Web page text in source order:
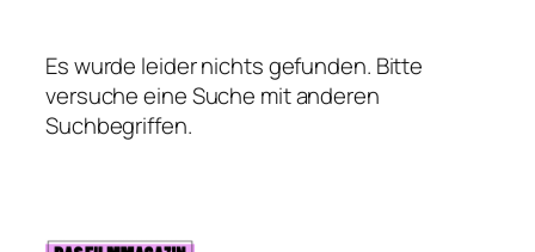
Es wurde leider nichts gefunden. Bitte
versuche eine Suche mit anderen
Suchbegriffen.